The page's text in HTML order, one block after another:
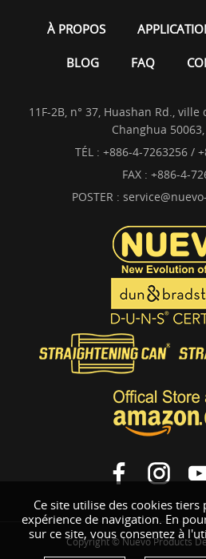
Ce site utilise des cookies
expérience de navigation. En
sur ce site, vous consentez à
À PROPOS
BLOG FAQ
11F-2B, n° 37, Huashan Rd.,
Changhua
TÉL : +886-4-7263256 /
FAX : +886-4-
POSTER :
Copyright © Nuevo Products